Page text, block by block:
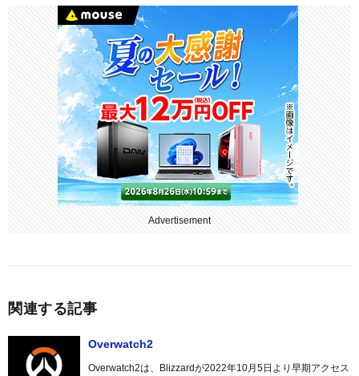
Advertisement
関連する記事
Overwatch2
Overwatch2は、Blizzardが2022年10月5日より早期アクセス